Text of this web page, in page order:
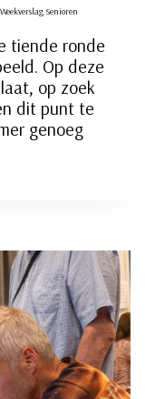
Weekverslag Senioren
tiende ronde
Op deze
op zoek
dit punt te
genoeg